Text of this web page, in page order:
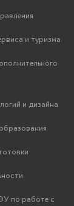
и туризма
и дизайна
по работе с